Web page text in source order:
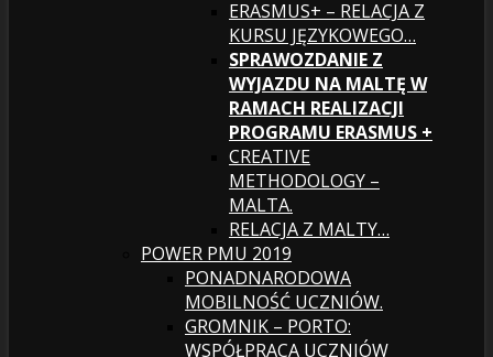
ERASMUS+ – RELACJA Z
KURSU JĘZYKOWEGO…
SPRAWOZDANIE Z
WYJAZDU NA MALTĘ W
RAMACH REALIZACJI
PROGRAMU ERASMUS +
CREATIVE
METHODOLOGY –
MALTA.
RELACJA Z MALTY…
POWER PMU 2019
PONADNARODOWA
MOBILNOŚĆ UCZNIÓW.
GROMNIK – PORTO:
WSPÓŁPRACA UCZNIÓW